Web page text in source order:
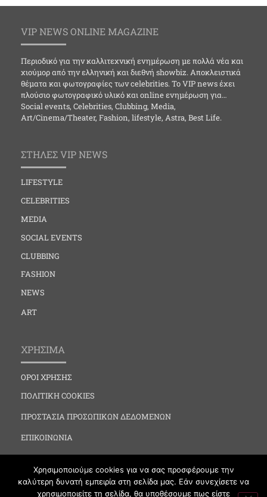
VIP NEWS ONLINE MAGAZINE
Περιοδικό για την καλλιτεχνική ενημέρωση με πολλά νέα και
χιούμορ από την ελληνική και διεθνή showbiz. Αποκλειστικά
θέματα και φωτογραφίες των celebrities. Το VIP news έχει
πλούσιο φωτογραφικό υλικό και online ενημέρωση για…
Social events, Celebrities, Clubbing, Media,
Art/Cinema/Theater, Fashion, lifestyle, Astra, Best Life.
ΣΤΗΛΕΣ VIP NEWS
LIFESTYLE
CELEBRITIES
MEDIA
SOCIAL EVENTS
CLUBBING
FASHION
NEWS
ART
ΧΡΗΣΙΜΑ
ΟΡΟΙ ΧΡΗΣΗΣ
ΠΟΛΙΤΙΚΗ COOKIES
ΠΡΟΣΤΑΣΙΑ ΠΡΟΣΩΠΙΚΩΝ ΔΕΔΟΜΕΝΩΝ
ΕΠΙΚΟΙΝΩΝΙΑ
Χρησιμοποιούμε cookies για να σας προσφέρουμε την
καλύτερη δυνατή εμπειρία στη σελίδα μας. Εάν συνεχίσετε να
χρησιμοποιείτε τη σελίδα, θα υποθέσουμε πως είστε